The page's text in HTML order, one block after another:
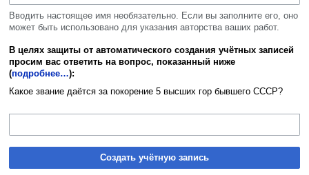
Вводить настоящее имя необязательно. Если вы заполните его, оно
может быть использовано для указания авторства ваших работ.
В целях защиты от автоматического создания учётных записей
просим вас ответить на вопрос, показанный ниже
(подробнее…):
Какое звание даётся за покорение 5 высших гор бывшего СССР?
Создать учётную запись